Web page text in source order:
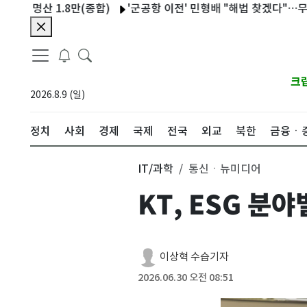
1.8만(종합) '군공항 이전' 민형배 "해법 찾겠다"…무안군수
2026.8.9 (일)
크
정치 사회 경제 국제 전국 외교 북한 금융ㆍ
IT/과학 통신ㆍ뉴미디어
KT, ESG 분야
이상혁 수습기자
2026.06.30 오전 08:51